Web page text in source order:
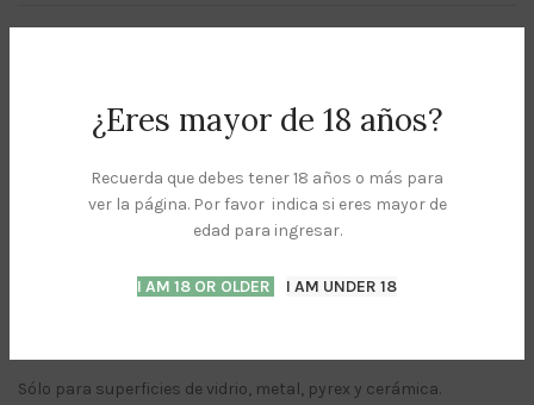
¿Eres mayor de 18 años?
Recuerda que debes tener 18 años o más para
ver la página. Por favor indica si eres mayor de
edad para ingresar.
I AM 18 OR OLDER I AM UNDER 18
DESCRIPTION
completo original de 1 minuto. La exclusiva tecnología
Sólo para superficies de vidrio, metal, pyrex y cerámica.